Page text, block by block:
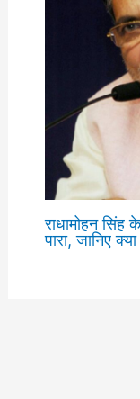
राधामोहन सिंह
पारा, जानिए